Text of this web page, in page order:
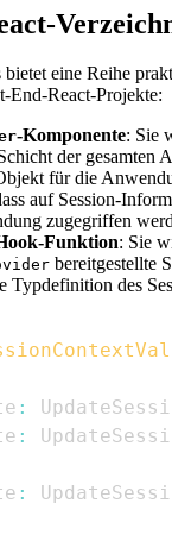
bietet eine Reihe
End-React-Projekte:
-Komponente: Sie
der gesamten
für die
auf Session-
zugegriffen
Funktion: Sie
bereitgestellte
Typdefinition des
:
:
: